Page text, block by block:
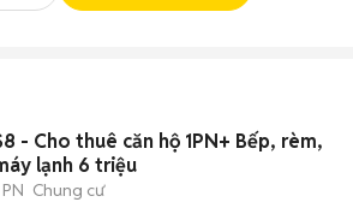
- Cho thuê căn hộ 1PN+ Bếp, rèm,
lạnh 6 triệu
PN Chung cư